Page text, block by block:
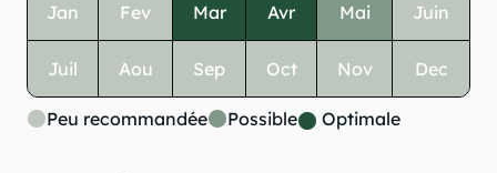
Jan Fev Mar Avr Mai Juin
Juil Aou Sep Oct Nov Dec
Peu recommandée Possible Optimale